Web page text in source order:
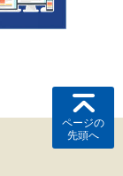
ページの
先頭へ